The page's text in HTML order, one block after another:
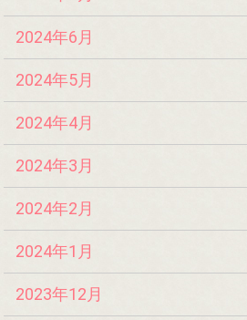
2024年6月
2024年5月
2024年4月
2024年3月
2024年2月
2024年1月
2023年12月